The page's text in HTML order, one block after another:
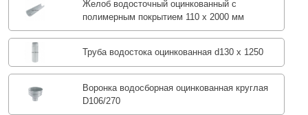
Желоб водосточный оцинкованный с
полимерным покрытием 110 х 2000 мм
Труба водостока оцинкованная d130 х 1250
Воронка водосборная оцинкованная круглая
D106/270